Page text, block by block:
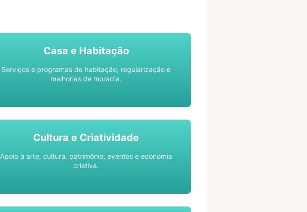
Casa e Habitação
Serviços e programas de habitação, regularização e
melhorias de moradia.
Cultura e Criatividade
Apoio à arte, cultura, patrimônio, eventos e economia
criativa.